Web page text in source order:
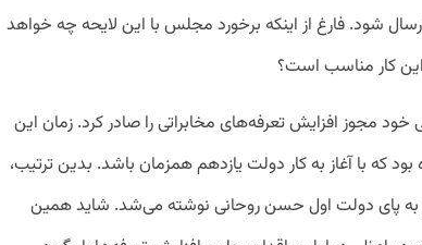
شود. فارغ از اینکه برخورد مجلس با این لایحه چه خواهد
این کار مناسب است؟
خود مجوز افزایش تعرفه‌های مخابراتی را صادر کرد. زمان این
که با آغاز به کار دولت یازدهم همزمان باشد. بدین ترتیب،
به پای دولت اول حسن روحانی نوشته می‌شد. شاید همین